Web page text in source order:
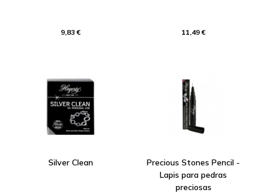
9,83 € 11,49 €
Silver Clean
Precious Stones Pencil -
Lapis para pedras
preciosas